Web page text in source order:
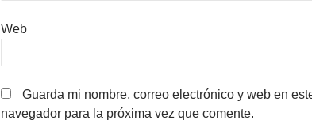
Web
Guarda mi nombre, correo electrónico y web en
navegador para la próxima vez que comente.